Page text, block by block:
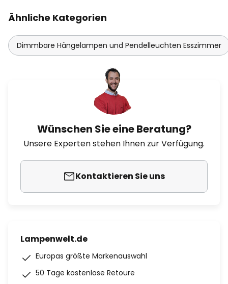
Ähnliche Kategorien
Dimmbare Hängelampen und Pendelleuchten Esszimmer
Wünschen Sie eine Beratung?
Unsere Experten stehen Ihnen zur Verfügung.
Kontaktieren Sie uns
Lampenwelt.de
Europas größte Markenauswahl
50 Tage kostenlose Retoure